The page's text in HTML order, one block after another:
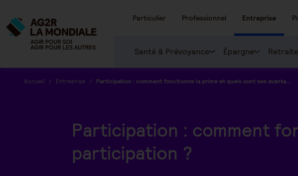
Particulier Professionnel Entreprise
Santé & Prévoyance Épargne Retraite
Accueil Entreprise Participation : comment fonctionne la prime et quels sont ses avanta...
Participation : comment
participation ?